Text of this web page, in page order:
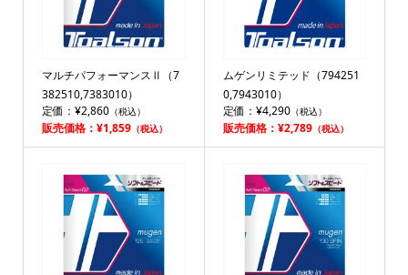
マルチパフォーマンスⅡ（7
382510,7383010）
定価：¥2,860（税込）
販売価格：¥1,859（税込）
ムゲンリミテッド（794251
0,7943010）
定価：¥4,290（税込）
販売価格：¥2,789（税込）